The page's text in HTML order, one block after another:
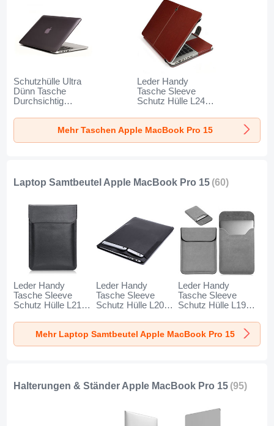
Schutzhülle Ultra
Dünn Tasche
Durchsichtig
für Apple MacBook
Pro 15 zoll Grau
Leder Handy
Tasche Sleeve
Schutz Hülle L24
Pro 15 zoll Braun
Mehr Taschen Apple MacBook Pro 15
Laptop Samtbeutel Apple MacBook Pro 15 (60)
Leder Handy
Tasche Sleeve
Schutz Hülle L21
Pro 15 zoll
Schwarz
Leder Handy
Tasche Sleeve
Schutz Hülle L20
Pro 15 zoll
Schwarz
Leder Handy
Tasche Sleeve
Schutz Hülle L19
Pro 15 zoll Grau
Mehr Laptop Samtbeutel Apple MacBook Pro 15
Halterungen & Ständer Apple MacBook Pro 15 (95)